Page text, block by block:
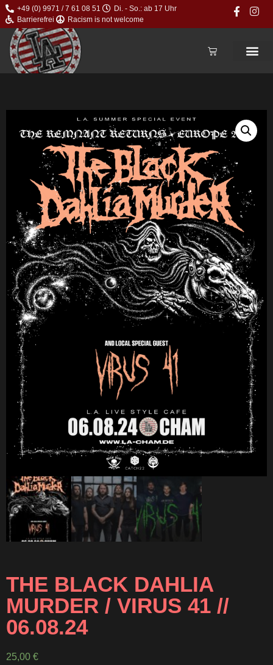
+49 (0) 9971 / 7 61 08 51
Di. - So.: ab 17 Uhr
Barrierefrei
Racism is not welcome
THE BLACK DAHLIA
MURDER / VIRUS 41 //
06.08.24
25,00 €